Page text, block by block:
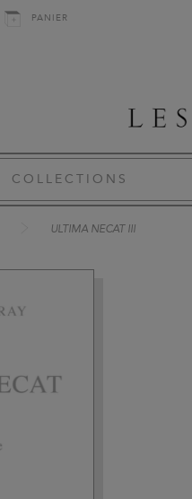
PANIER
COLLECTIONS
ULTIMA NECAT III